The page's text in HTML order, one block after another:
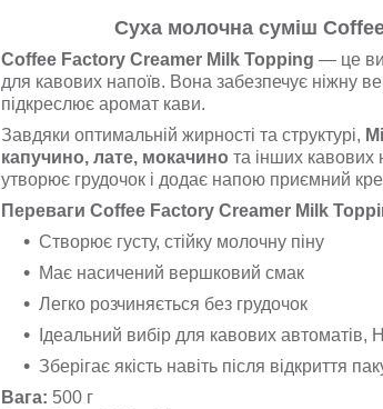
Суха молочна суміш
Coffee Factory Creamer Milk Topping — це
для кавових напоїв. Вона забезпечує ніжну
підкреслює аромат кави.
Завдяки оптимальній жирності та структурі,
капучино, лате, мокачино та інших кавових
утворює грудочок і додає напою приємний
Переваги Coffee Factory Creamer Milk
Створює густу, стійку молочну піну
Має насичений вершковий смак
Легко розчиняється без грудочок
Ідеальний вибір для кавових
Зберігає якість навіть після відкриття
Вага: 500 г